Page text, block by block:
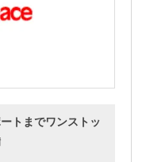
トまでワンストッ